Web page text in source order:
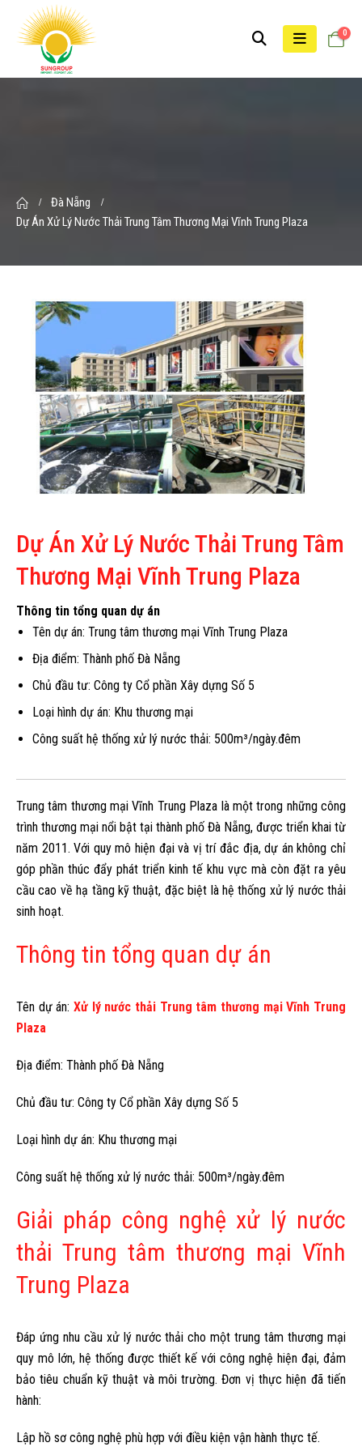
0
Đà Nẵng
Dự Án Xử Lý Nước Thải Trung Tâm Thương Mại Vĩnh Trung Plaza
Dự Án Xử Lý Nước Thải Trung Tâm
Thương Mại Vĩnh Trung Plaza
Thông tin tổng quan dự án
Tên dự án: Trung tâm thương mại Vĩnh Trung Plaza
Địa điểm: Thành phố Đà Nẵng
Chủ đầu tư: Công ty Cổ phần Xây dựng Số 5
Loại hình dự án: Khu thương mại
Công suất hệ thống xử lý nước thải: 500m³/ngày.đêm
Trung tâm thương mại Vĩnh Trung Plaza là một trong những công
trình thương mại nổi bật tại thành phố Đà Nẵng, được triển khai từ
năm 2011. Với quy mô hiện đại và vị trí đắc địa, dự án không chỉ
góp phần thúc đẩy phát triển kinh tế khu vực mà còn đặt ra yêu
cầu cao về hạ tầng kỹ thuật, đặc biệt là hệ thống xử lý nước thải
sinh hoạt.
Thông tin tổng quan dự án
Tên dự án: Xử lý nước thải Trung tâm thương mại Vĩnh Trung
Plaza
Địa điểm: Thành phố Đà Nẵng
Chủ đầu tư: Công ty Cổ phần Xây dựng Số 5
Loại hình dự án: Khu thương mại
Công suất hệ thống xử lý nước thải: 500m³/ngày.đêm
Giải pháp công nghệ xử lý nước
thải Trung tâm thương mại Vĩnh
Trung Plaza
Đáp ứng nhu cầu xử lý nước thải cho một trung tâm thương mại
quy mô lớn, hệ thống được thiết kế với công nghệ hiện đại, đảm
bảo tiêu chuẩn kỹ thuật và môi trường. Đơn vị thực hiện đã tiến
hành:
Lập hồ sơ công nghệ phù hợp với điều kiện vận hành thực tế.